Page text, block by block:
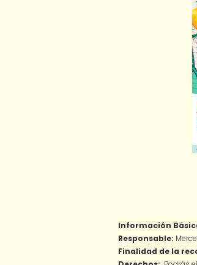
Información
Responsable:
Finalidad de la